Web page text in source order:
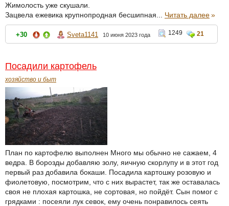
Жимолость уже скушали.
Зацвела ежевика крупнопродная бесшипная... Читать далее»
+30 Sveta1141 10 июня 2023 года 1249 21
Посадили картофель
хозяйство и быт
План по картофелю выполнен Много мы обычно не сажаем, 4
ведра. В борозды добавляю золу, яичную скорлупу и в этот год
первый раз добавила бокаши. Посадила картошку розовую и
фиолетовую, посмотрим, что с них вырастет, так же оставалась
своя не плохая картошка, не сортовая, но пойдёт. Сын помог с
грядками : посеяли лук севок, ему очень понравилось сеять